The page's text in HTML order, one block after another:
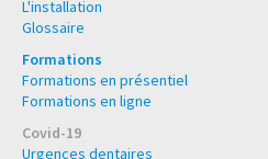
L'installation
Glossaire
Formations
Formations en présentiel
Formations en ligne
Covid-19
Urgences dentaires